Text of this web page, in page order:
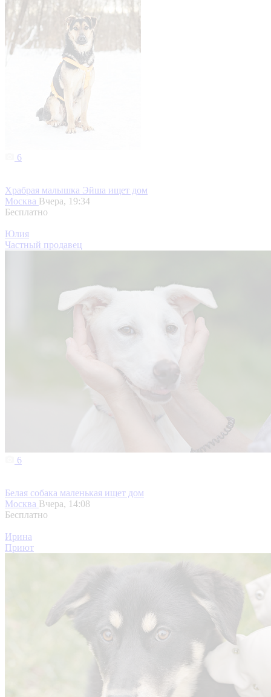
6
Храбрая малышка Эйша ищет дом
Москва Вчера, 19:34
Бесплатно
Юлия
Частный продавец
6
Белая собака маленькая ищет дом
Москва Вчера, 14:08
Бесплатно
Ирина
Приют